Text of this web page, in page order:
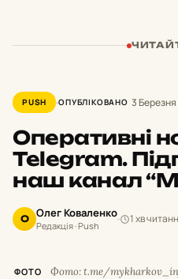
PUSH ОПУБЛІКОВАНО 3
Оперативні
Telegram.
наш канал
О Олег Коваленко
Редакція · Push
1 хв
ФОТО Фото: t.me/